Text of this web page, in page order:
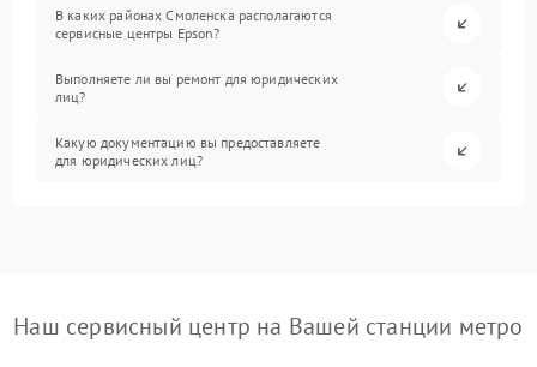
В каких районах Смоленска располагаются
сервисные центры Epson?
Выполняете ли вы ремонт для юридических
лиц?
Какую документацию вы предоставляете
для юридических лиц?
Наш сервисный центр на Вашей станции метро